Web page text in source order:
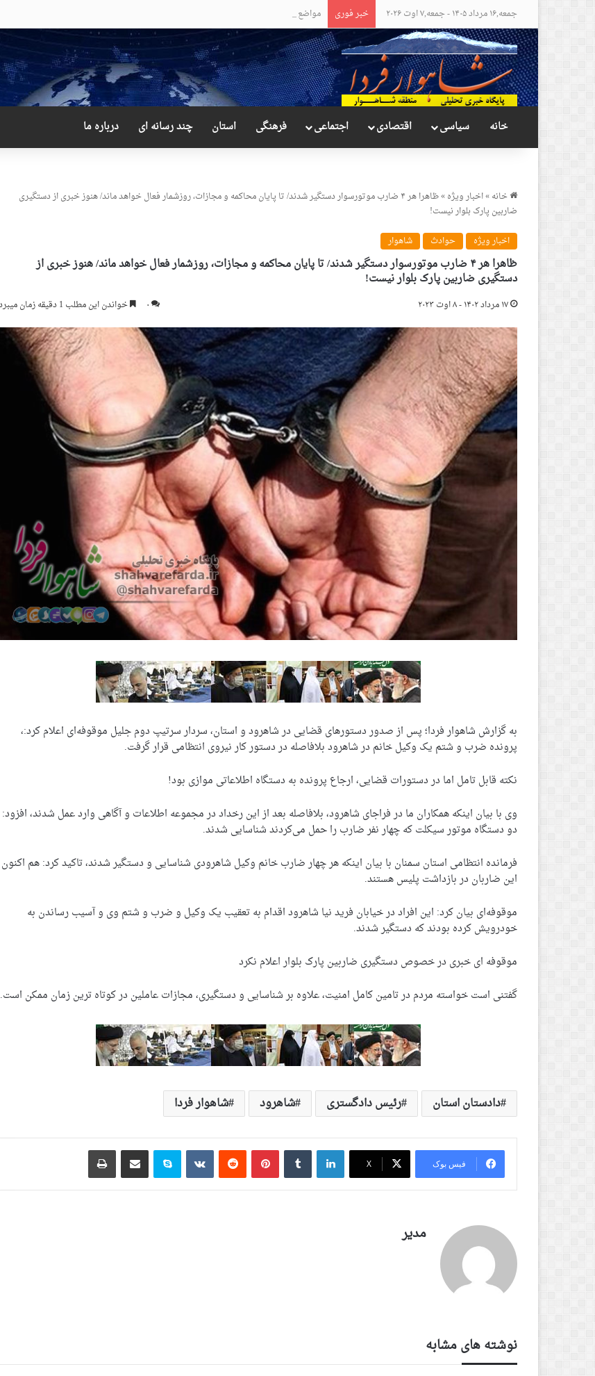
جمعه,۱۶ مرداد ۱۴۰۵ - جمعه,۷ اوت ۲۰۲۶ خبر فوری مواضع عجیب و دور از انتظار علی لاریجانی
خانه سیاسی اقتصادی اجتماعی فرهنگی استان چند رسانه ای درباره ما
خانه»اخبار ویژه»
ظاهرا هر ۴ ضارب موتورسوار دستگیر شدند/ تا پایان محاکمه و مجازات، روزشمار فعال خواهد ماند/ هنوز خبری از دستگیری
ضاربین پارک بلوار نیست!
اخبار ویژه
حوادث شاهوار
ظاهرا هر ۴ ضارب موتورسوار دستگیر شدند/ تا پایان محاکمه و مجازات، روزشمار فعال خواهد ماند/ هنوز خبری از
دستگیری ضاربین پارک بلوار نیست!
۱۷ مرداد ۱۴۰۲ - ۸ اوت ۲۰۲۳ ۰ خواندن این مطلب 1 دقیقه زمان میبرد
به گزارش شاهوار فردا؛ پس از صدور دستورهای قضایی در شاهرود و استان، سردار سرتیپ دوم جلیل موقوفه‌ای اعلام کرد:،
پرونده ضرب و شتم یک وکیل خانم در شاهرود بلافاصله در دستور کار نیروی انتظامی قرار گرفت.
نکته قابل تامل اما در دستورات قضایی، ارجاع پرونده به دستگاه اطلاعاتی موازی بود!
وی با بیان اینکه همکاران ما در فراجای شاهرود، بلافاصله بعد از این رخداد در مجموعه اطلاعات و آگاهی وارد عمل شدند، افزود:
دو دستگاه موتور سیکلت که چهار نفر ضارب را حمل می‌کردند شناسایی شدند.
فرمانده انتظامی استان سمنان با بیان اینکه هر چهار ضارب خانم وکیل شاهرودی شناسایی و دستگیر شدند، تاکید کرد: هم اکنون
این ضاربان در بازداشت پلیس هستند.
موقوفه‌ای بیان کرد: این افراد در خیابان فرید نیا شاهرود اقدام به تعقیب یک وکیل و ضرب و شتم وی و آسیب رساندن به
خودرویش کرده بودند که دستگیر شدند.
موقوفه ای خبری در خصوص دستگیری ضاربین پارک بلوار اعلام نکرد
گفتنی است خواسته مردم در تامین کامل امنیت، علاوه بر شناسایی و دستگیری، مجازات عاملین در کوتاه ترین زمان ممکن است.
دادستان استان رئیس دادگستری شاهرود شاهوار فردا
فیس بوک X
لینکدین ‫تامبلر ‫پین‌ترست‫رددیت ‫VKontakteاسکایپ اشتراک گذاری از طریق ایمیل چاپ
مدیر
نوشته های مشابه